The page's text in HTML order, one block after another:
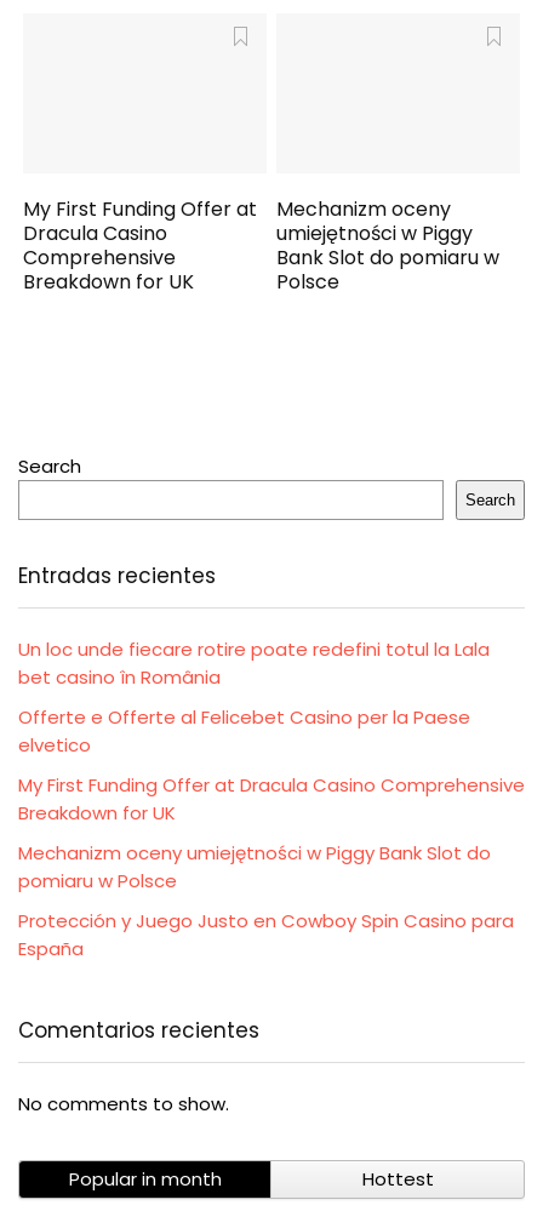
My First Funding Offer at
Dracula Casino
Comprehensive
Breakdown for UK
Mechanizm oceny
umiejętności w Piggy
Bank Slot do pomiaru w
Polsce
Search
Search
Entradas recientes
Un loc unde fiecare rotire poate redefini totul la Lala
bet casino în România
Offerte e Offerte al Felicebet Casino per la Paese
elvetico
My First Funding Offer at Dracula Casino Comprehensive
Breakdown for UK
Mechanizm oceny umiejętności w Piggy Bank Slot do
pomiaru w Polsce
Protección y Juego Justo en Cowboy Spin Casino para
España
Comentarios recientes
No comments to show.
Popular in month
Hottest